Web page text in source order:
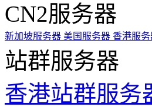
CN2服务器
新加坡服务器 美国服务器 香港服务
站群服务器
香港站群服务